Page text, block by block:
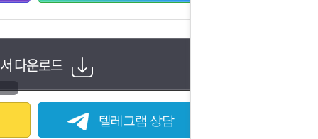
다운로드
텔레그램 상담